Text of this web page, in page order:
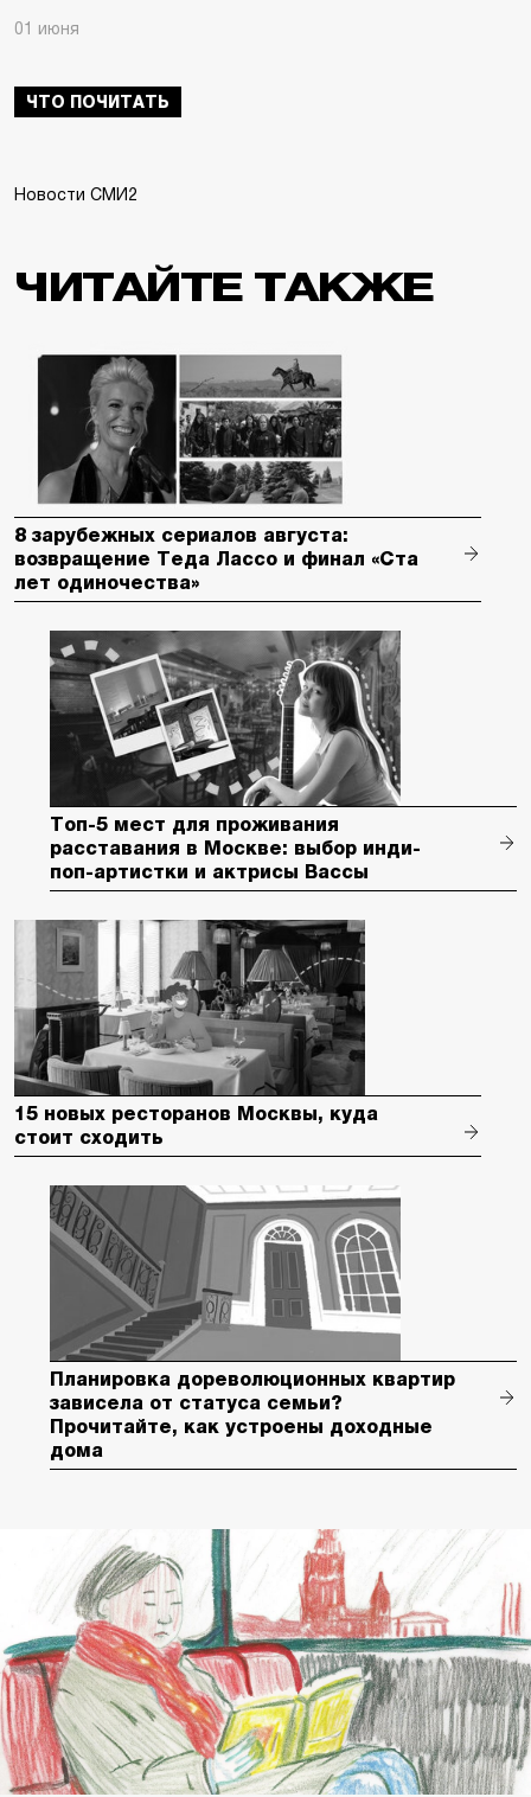
01 июня
ЧТО ПОЧИТАТЬ
Новости СМИ2
ЧИТАЙТЕ ТАКЖЕ
8 зарубежных сериалов августа:
возвращение Теда Лассо и финал «Ста
лет одиночества»
Топ-5 мест для проживания
расставания в Москве: выбор инди-
поп-артистки и актрисы Вассы
15 новых ресторанов Москвы, куда
стоит сходить
Планировка дореволюционных квартир
зависела от статуса семьи?
Прочитайте, как устроены доходные
дома